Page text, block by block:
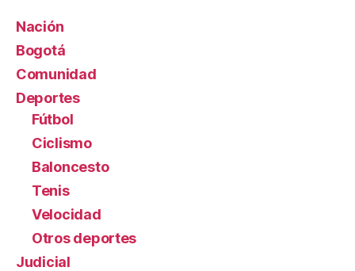
Nación
Bogotá
Comunidad
Deportes
Fútbol
Ciclismo
Baloncesto
Tenis
Velocidad
Otros deportes
Judicial